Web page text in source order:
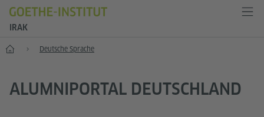
IRAK
Start Deutsche Sprache
ALUMNIPORTAL DEUTSCHLAND